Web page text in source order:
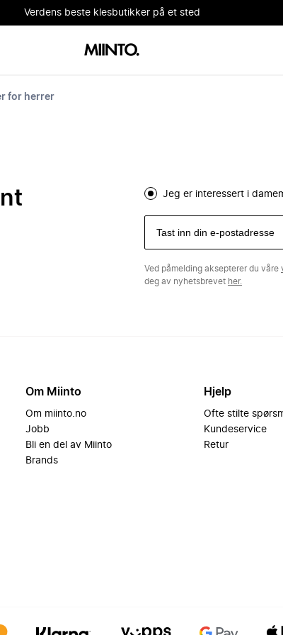
Verdens beste klesbutikker på et sted
for herrer
Jeg er interessert i
Ved påmelding aksepterer du våre
deg av nyhetsbrevet her.
Om Miinto
Om miinto.no
Jobb
Bli en del av Miinto
Brands
Hjelp
Ofte stilte
Kundeservice
Retur